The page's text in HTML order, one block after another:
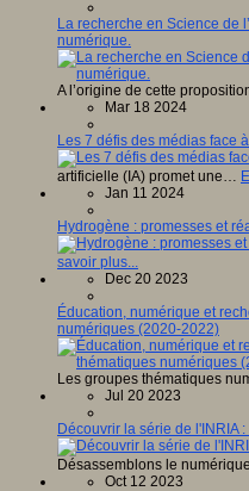
La recherche en Science de
numérique.
A l’origine de cette
Mar 18 2024
Les 7 défis des médias face
artificielle (IA) promet une…
Jan 11 2024
Hydrogène : promesses et
savoir plus...
Dec 20 2023
Éducation, numérique et
numériques (2020-2022)
Les groupes thématiques
Jul 20 2023
Découvrir la série de l'INRIA
Désassemblons le
Oct 12 2023